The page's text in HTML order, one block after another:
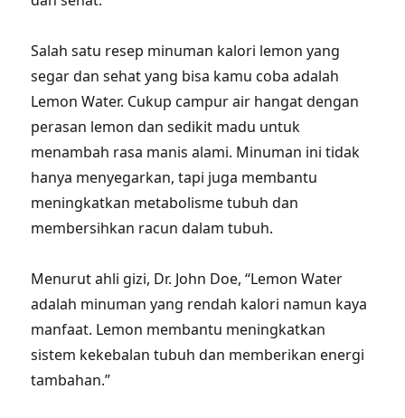
Salah satu resep minuman kalori lemon yang
segar dan sehat yang bisa kamu coba adalah
Lemon Water. Cukup campur air hangat dengan
perasan lemon dan sedikit madu untuk
menambah rasa manis alami. Minuman ini tidak
hanya menyegarkan, tapi juga membantu
meningkatkan metabolisme tubuh dan
membersihkan racun dalam tubuh.
Menurut ahli gizi, Dr. John Doe, “Lemon Water
adalah minuman yang rendah kalori namun kaya
manfaat. Lemon membantu meningkatkan
sistem kekebalan tubuh dan memberikan energi
tambahan.”